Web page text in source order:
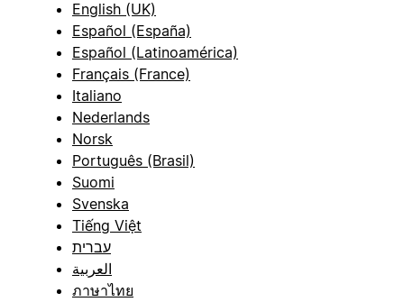
English (UK)
Español (España)
Español (Latinoamérica)
Français (France)
Italiano
Nederlands
Norsk
Português (Brasil)
Suomi
Svenska
Tiếng Việt
עברית
العربية
ภาษาไทย